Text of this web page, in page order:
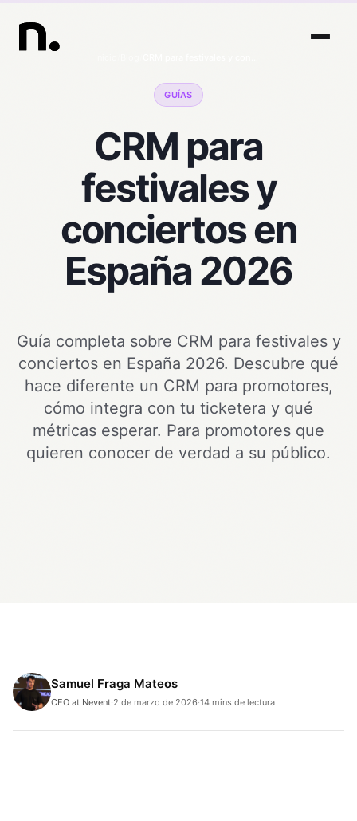
GUÍAS
CRM para
festivales y
conciertos en
España 2026
Guía completa sobre CRM para festivales y
conciertos en España 2026. Descubre qué
hace diferente un CRM para promotores,
cómo integra con tu ticketera y qué
métricas esperar. Para promotores que
quieren conocer de verdad a su público.
Samuel Fraga Mateos
CEO at Nevent·2 de marzo de 2026·14 mins de lectura